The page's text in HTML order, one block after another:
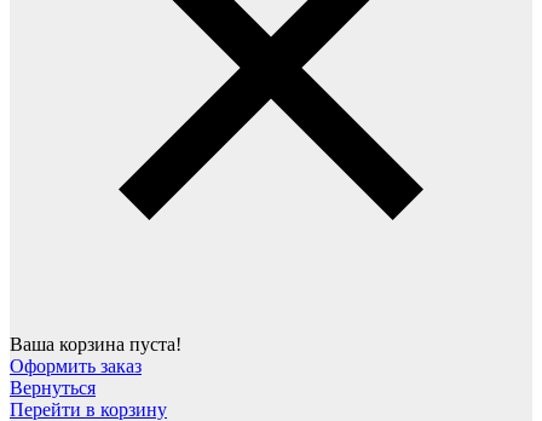
Ваша корзина пуста!
Оформить заказ
Вернуться
Перейти в корзину